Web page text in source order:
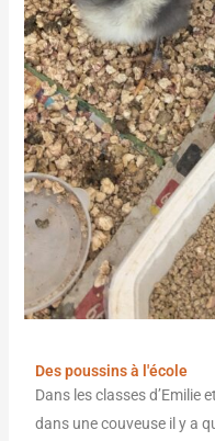
Des poussins à l'école
Dans les classes d’Emilie
dans une couveuse il y a